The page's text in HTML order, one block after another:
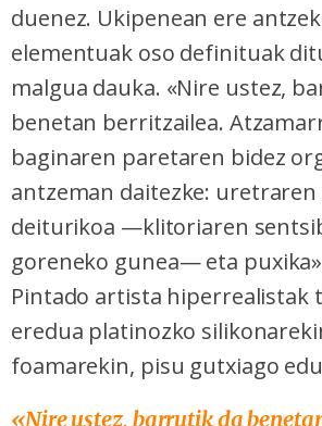
duenez. Ukipenean ere
elementuak oso definituak
malgua dauka. «Nire ustez,
benetan berritzailea.
baginaren paretaren bidez
antzeman daitezke: uretraren
deiturikoa —klitoriaren
goreneko gunea— eta
Pintado artista hiperrealistak
eredua platinozko
foamarekin, pisu gutxiago
«Nire ustez, barrutik da